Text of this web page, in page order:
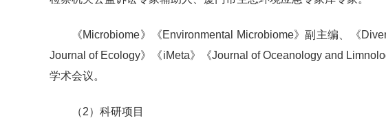
《Microbiome》《Environmental Microbiome》副主编、《
Journal of Ecology》《iMeta》《Journal of Oceanology and
学术会议。
（2）科研项目